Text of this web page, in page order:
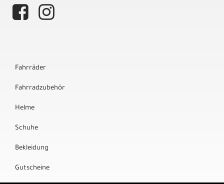
Fahrräder
Fahrradzubehör
Helme
Schuhe
Bekleidung
Gutscheine